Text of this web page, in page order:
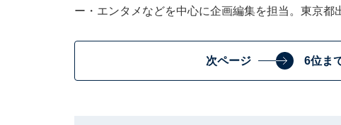
ー・エンタメなどを中心に企画編集を担当。東京都
次ページ 6位ま